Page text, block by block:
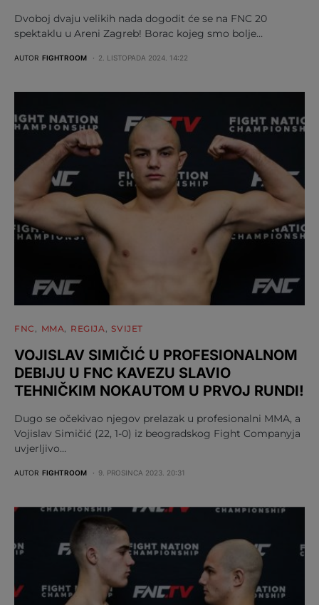
Dvoboj dvaju velikih nada dogodit će se na FNC 20
spektaklu u Areni Zagreb! Borac kojeg smo bolje…
AUTOR FIGHTROOM 2. LISTOPADA 2024. 14:22
FNC MMA REGIJA SVIJET
VOJISLAV SIMIČIĆ U PROFESIONALNOM
DEBIJU U FNC KAVEZU SLAVIO
TEHNIČKIM NOKAUTOM U PRVOJ RUNDI!
Dugo se očekivao njegov prelazak u profesionalni MMA, a
Vojislav Simičić (22, 1-0) iz beogradskog Fight Companyja
uvjerljivo…
AUTOR FIGHTROOM 9. PROSINCA 2023. 20:31